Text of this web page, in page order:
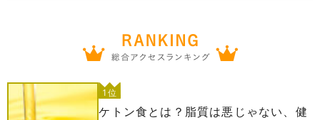
1位
ケトン食とは？脂質は悪じゃない、健